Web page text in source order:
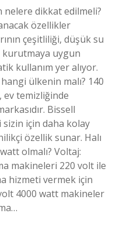
nelere dikkat edilmeli?
özellikler
çeşitliliği, düşük su
kurutmaya uygun
kullanım yer alıyor.
ülkenin malı? 140
ev temizliğinde
Bissell
için daha kolay
özellik sunar. Halı
olmalı? Voltaj:
makineleri 220 volt ile
hizmeti vermek için
4000 watt makineler